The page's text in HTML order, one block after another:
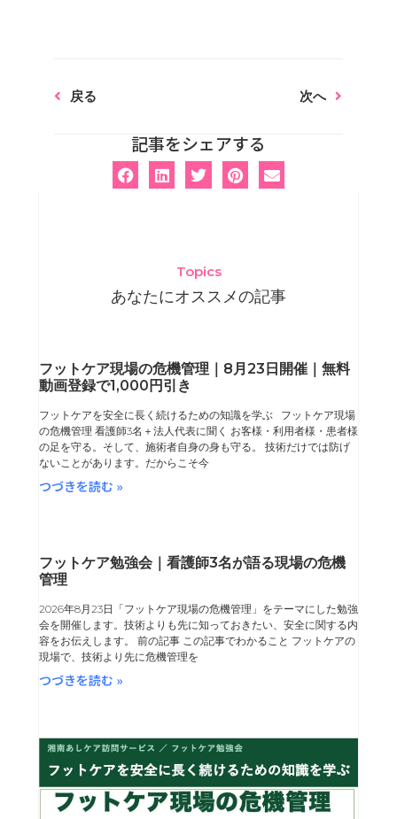
戻る 次へ
記事をシェアする
Topics
あなたにオススメの記事
フットケア現場の危機管理｜8月23日開催｜無料
動画登録で1,000円引き
フットケアを安全に長く続けるための知識を学ぶ フットケア現場
の危機管理 看護師3名＋法人代表に聞く お客様・利用者様・患者様
の足を守る。そして、施術者自身の身も守る。 技術だけでは防げ
ないことがあります。だからこそ今
つづきを読む »
フットケア勉強会｜看護師3名が語る現場の危機
管理
2026年8月23日「フットケア現場の危機管理」をテーマにした勉強
会を開催します。技術よりも先に知っておきたい、安全に関する内
容をお伝えします。 前の記事 この記事でわかること フットケアの
現場で、技術より先に危機管理を
つづきを読む »
ペ
ー
ジ
ペ
ー
ジ
ペ
ジ
ペ
ジ